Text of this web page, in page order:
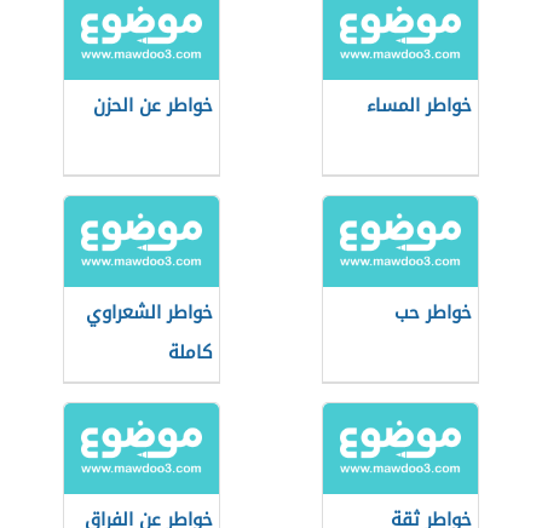
خواطر المساء خواطر عن الحزن
خواطر حب
خواطر الشعراوي
كاملة
خواطر ثقة
خواطر عن الفراق